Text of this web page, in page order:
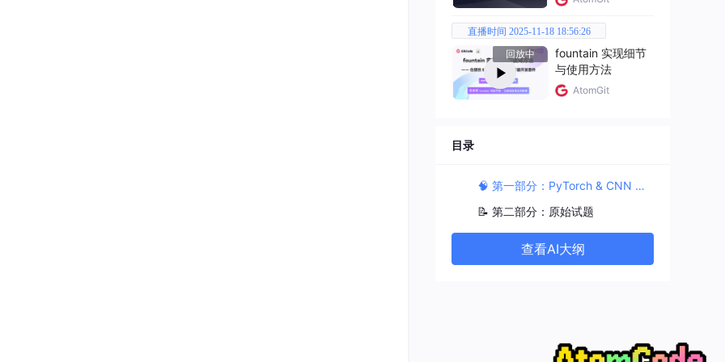
直播时间 2025-11-18 18:56:26
回放中
fountain 实现细节
与使用方法
AtomGit
目录
🧠 第一部分：PyTorch & CNN 核心知识点总结
📝 第二部分：原始试题
查看AI大纲